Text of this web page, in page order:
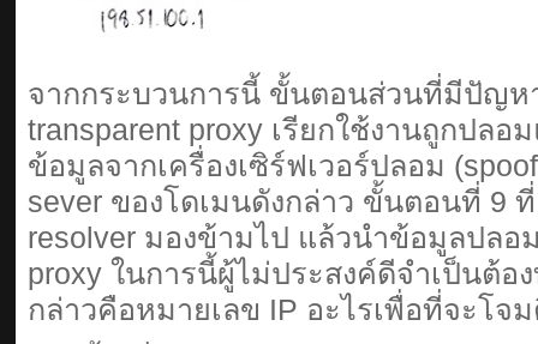
จากกระบวนการนี้ ขั้นตอนส่วนที่มีปัญห
transparent proxy เรียกใช้งานถูกปล
ข้อมูลจากเครื่องเซิร์ฟเวอร์ปลอม
sever ของโดเมนดังกล่าว ขั้นตอนที่ 9
resolver มองข้ามไป แล้วนำข้อมูลปลอ
proxy ในการนี้ผู้ไม่ประสงค์ดีจำเป็นต้อ
กล่าวคือหมายเลข IP อะไรเพื่อที่จะโจ